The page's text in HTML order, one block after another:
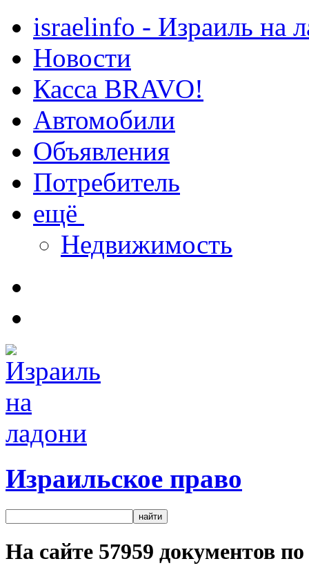
israelinfo - Израиль на
Новости
Касса BRAVO!
Автомобили
Объявления
Потребитель
ещё
Недвижимость
Израильское право
На сайте 57959 документов